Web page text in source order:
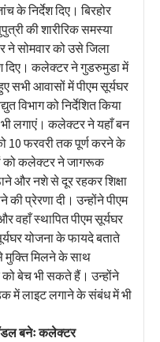
के निर्देश दिए। बिरहोर
की शारीरिक समस्या
ने सोमवार को उसे जिला
दिए। कलेक्टर ने गुडरुमुडा में
सभी आवासों में पीएम सूर्यघर
विभाग को निर्देशित किया
भी लगाएं। कलेक्टर ने यहाँ बन
10 फरवरी तक पूर्ण करने के
को कलेक्टर ने जागरूक
और नशे से दूर रहकर शिक्षा
की प्रेरणा दी। उन्होंने पीएम
स्थापित पीएम सूर्यघर
योजना के फायदे बताते
मुक्ति मिलने के साथ
को बेच भी सकते हैं। उन्होंने
में लाइट लगाने के संबंध में भी
बनेः कलेक्टर